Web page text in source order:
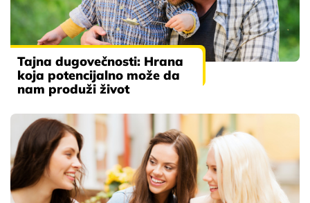
Tajna dugovečnosti: Hrana
koja potencijalno može da
nam produži život